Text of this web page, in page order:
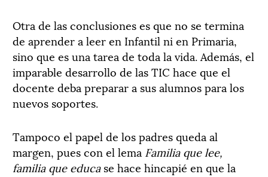
Otra de las conclusiones es que no se termina
de aprender a leer en Infantil ni en Primaria,
sino que es una tarea de toda la vida. Además, el
imparable desarrollo de las TIC hace que el
docente deba preparar a sus alumnos para los
nuevos soportes.
Tampoco el papel de los padres queda al
margen, pues con el lema Familia que lee,
familia que educase hace hincapié en que la